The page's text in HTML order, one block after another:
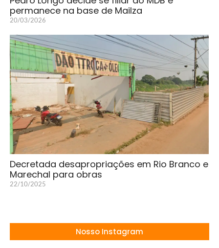
permanece na base de Mailza
20/03/2026
Decretada desapropriações em Rio Branco e
Marechal para obras
22/10/2025
Nosso Instagram